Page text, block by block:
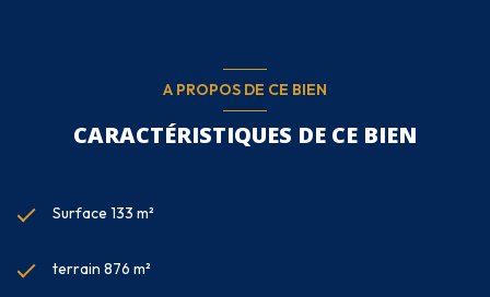
A PROPOS DE CE BIEN
CARACTÉRISTIQUES DE CE BIEN
Surface 133 m²
terrain 876 m²